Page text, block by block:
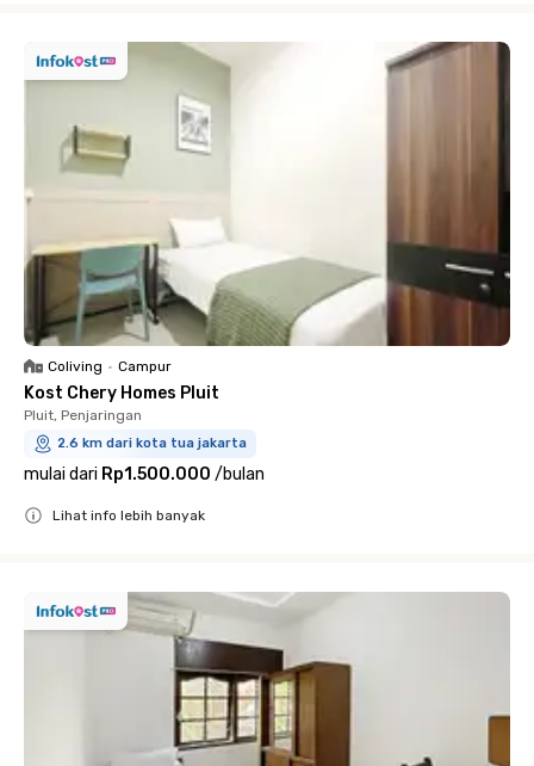
Coliving • Campur
Kost Chery Homes Pluit
Pluit, Penjaringan
2.6 km dari kota tua jakarta
mulai dari Rp1.500.000 /bulan
Lihat info lebih banyak